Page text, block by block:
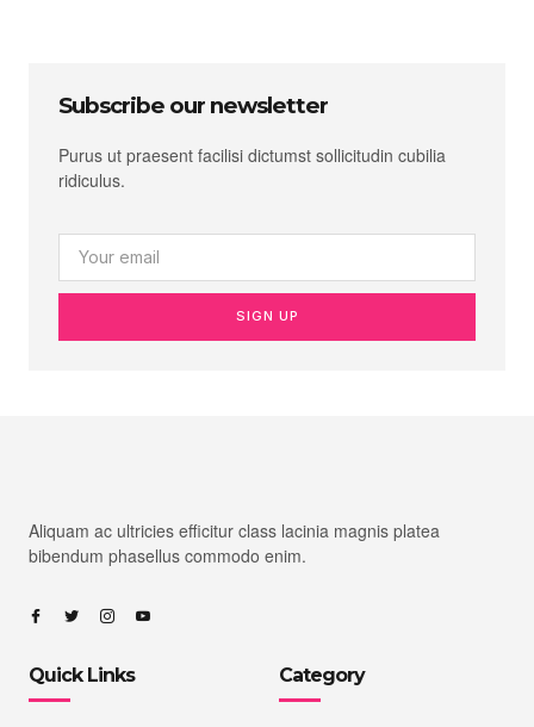
Subscribe our newsletter
Purus ut praesent facilisi dictumst sollicitudin cubilia
ridiculus.
SIGN UP
Aliquam ac ultricies efficitur class lacinia magnis platea
bibendum phasellus commodo enim.
Quick Links Category